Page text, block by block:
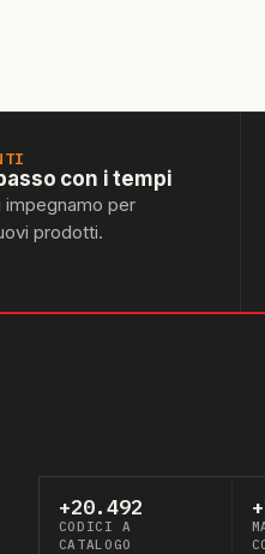
con i tempi
impegnamo per
prodotti.
+20.492
CODICI A
CATALOGO